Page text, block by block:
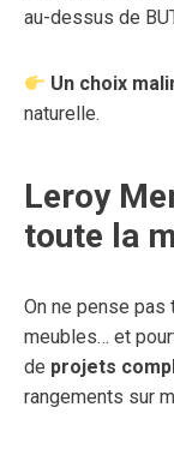
au-dessus de
Un choix
naturelle.
Leroy
toute la
On ne pense pas
meubles… et
de projets
rangements sur